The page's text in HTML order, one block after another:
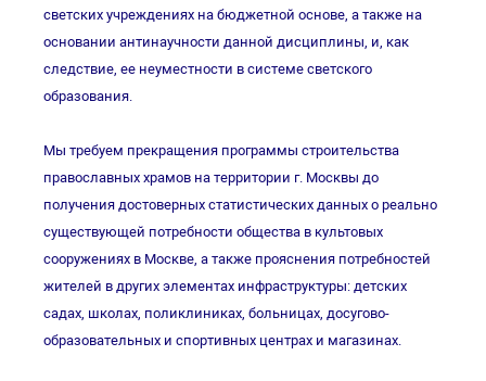
светских учреждениях на бюджетной основе, а также на
основании антинаучности данной дисциплины, и, как
следствие, ее неуместности в системе светского
образования.
Мы требуем прекращения программы строительства
православных храмов на территории г. Москвы до
получения достоверных статистических данных о реально
существующей потребности общества в культовых
сооружениях в Москве, а также прояснения потребностей
жителей в других элементах инфраструктуры: детских
садах, школах, поликлиниках, больницах, досугово-
образовательных и спортивных центрах и магазинах.